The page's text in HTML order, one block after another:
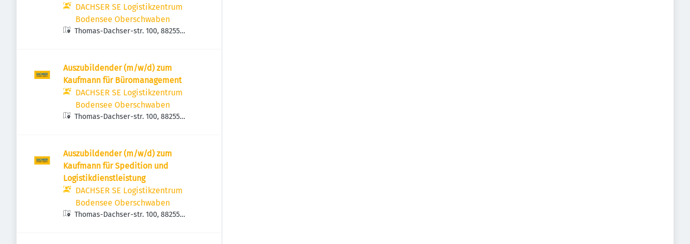
DACHSER SE Logistikzentrum
Bodensee Oberschwaben
Thomas-Dachser-str. 100, 88255
Auszubildender (m/w/d) zum
Kaufmann für Büromanagement
DACHSER SE Logistikzentrum
Bodensee Oberschwaben
Thomas-Dachser-str. 100, 88255
Auszubildender (m/w/d) zum
Kaufmann für Spedition und
Logistikdienstleistung
DACHSER SE Logistikzentrum
Bodensee Oberschwaben
Thomas-Dachser-str. 100, 88255